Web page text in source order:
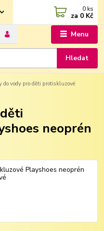
Menu
Hledat
0 ks
za 0 Kč
do vody pro děti protiskluzové
neoprén